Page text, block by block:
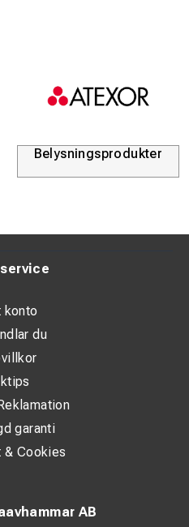
Belysningsprodukter
AB
konto
du
garanti
& Cookies